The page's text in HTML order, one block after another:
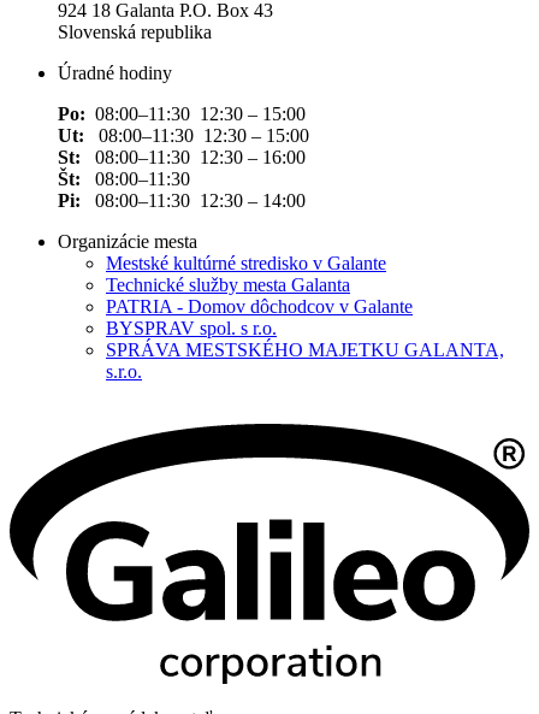
924 18 Galanta P.O. Box 43
Slovenská republika
Úradné hodiny
Po: 08:00–11:30 12:30 – 15:00
Ut: 08:00–11:30 12:30 – 15:00
St: 08:00–11:30 12:30 – 16:00
Št: 08:00–11:30
Pi: 08:00–11:30 12:30 – 14:00
Organizácie mesta
Mestské kultúrné stredisko v Galante
Technické služby mesta Galanta
PATRIA - Domov dôchodcov v Galante
BYSPRAV spol. s r.o.
SPRÁVA MESTSKÉHO MAJETKU GALANTA,
s.r.o.